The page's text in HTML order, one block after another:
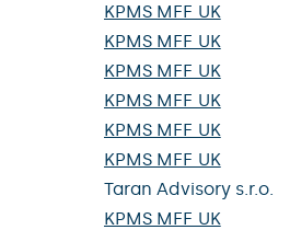
KPMS MFF UK
KPMS MFF UK
KPMS MFF UK
KPMS MFF UK
KPMS MFF UK
KPMS MFF UK
Taran Advisory s.r.o.
KPMS MFF UK